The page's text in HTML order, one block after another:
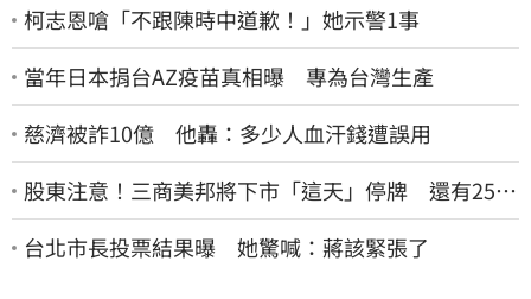
柯志恩嗆「不跟陳時中道歉！」她示警1事
當年日本捐台AZ疫苗真相曝 專為台灣生產
慈濟被詐10億 他轟：多少人血汗錢遭誤用
股東注意！三商美邦將下市「這天」停牌 還有252
名千張大戶
台北市長投票結果曝 她驚喊：蔣該緊張了